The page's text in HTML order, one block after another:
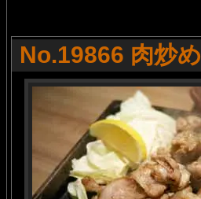
No.19866 肉炒め